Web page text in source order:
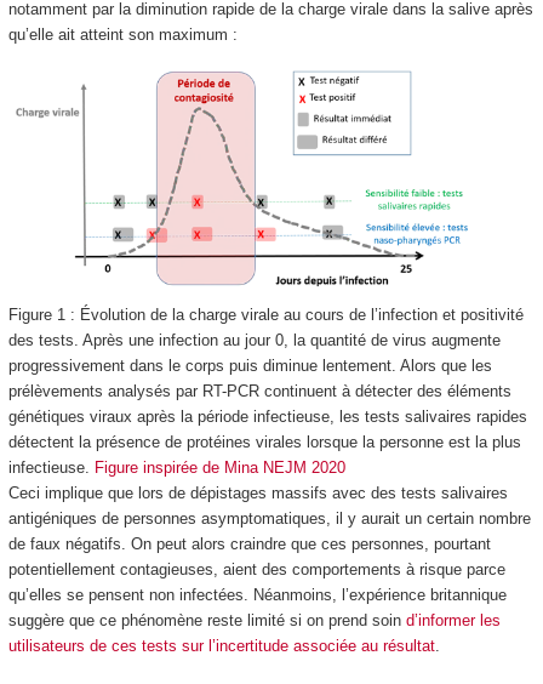
notamment par la diminution rapide de la charge virale dans la salive après
qu’elle ait atteint son maximum :
Figure 1 : Évolution de la charge virale au cours de l’infection et positivité
des tests. Après une infection au jour 0, la quantité de virus augmente
progressivement dans le corps puis diminue lentement. Alors que les
prélèvements analysés par RT-PCR continuent à détecter des éléments
génétiques viraux après la période infectieuse, les tests salivaires rapides
détectent la présence de protéines virales lorsque la personne est la plus
infectieuse. Figure inspirée de Mina NEJM 2020
Ceci implique que lors de dépistages massifs avec des tests salivaires
antigéniques de personnes asymptomatiques, il y aurait un certain nombre
de faux négatifs. On peut alors craindre que ces personnes, pourtant
potentiellement contagieuses, aient des comportements à risque parce
qu’elles se pensent non infectées. Néanmoins, l’expérience britannique
suggère que ce phénomène reste limité si on prend soin d’informer les
utilisateurs de ces tests sur l’incertitude associée au résultat.